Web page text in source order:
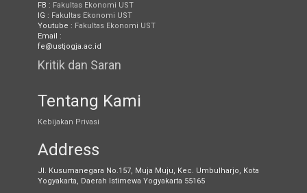
FB : Fakultas Ekonomi UST
IG : Fakultas Ekonomi UST
Youtube : Fakultas Ekonomi UST
Email :
fe@ustjogja.ac.id
Kritik dan Saran
Tentang Kami
Kebijakan Privasi
Address
Jl. Kusumanegara No.157, Muja Muju, Kec. Umbulharjo, Kota
Yogyakarta, Daerah Istimewa Yogyakarta 55165